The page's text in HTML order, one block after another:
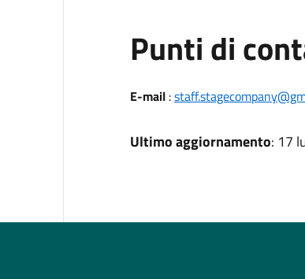
Punti di
E-mail:
Ultimo aggiornamento: 17